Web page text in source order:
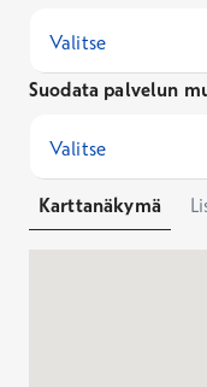
Valitse
Suodata palvelun
Valitse
Karttanäkymä